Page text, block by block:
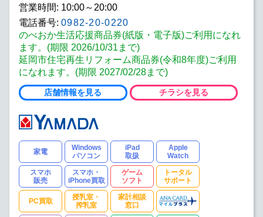
営業時間: 10:00～20:00
電話番号: 0982-20-0220
のべおか生活応援商品券(紙版・電子版)ご利用になれ
ます。(期限 2026/10/31まで)
延岡市住宅再生リフォーム商品券(令和8年度)ご利用
になれます。(期限 2027/02/28まで)
店舗情報を見る チラシを見る
家電
Windows
パソコン
iPad
取扱
Apple
Watch
スマホ
販売
スマホ・
iPhone買取
ゲーム
ソフト
トータル
サポート
PC買取
授乳室・
搾乳室
家計相談
窓口